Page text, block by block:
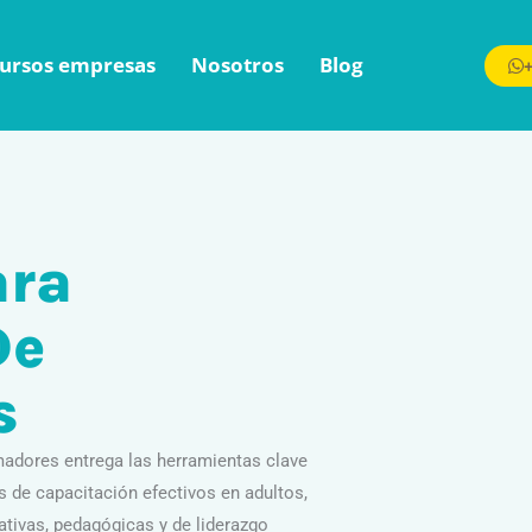
empresas Nosotros Blog
entrega las herramientas clave
de capacitación efectivos en adultos,
pedagógicas y de liderazgo